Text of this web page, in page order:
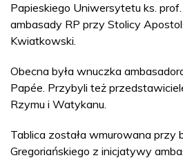
Papieskiego Uniwersytetu ks.
ambasady RP przy Stolicy
Kwiatkowski.
Obecna była wnuczka
Papée. Przybyli też
Rzymu i Watykanu.
Tablica została wmurowana przy
Gregoriańskiego z inicjatywy